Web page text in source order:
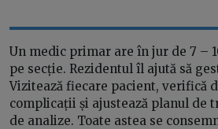
Un medic primar are în jur de 7 –
pe secție. Rezidentul îl ajută să
Vizitează fiecare pacient, verifică
complicații și ajustează planul de
de analize. Toate astea se